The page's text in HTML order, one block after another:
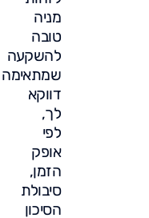
מניה
טובה
להשקעה
שמתאימה
דווקא
לך,
לפי
אופק
הזמן,
סיבולת
הסיכון